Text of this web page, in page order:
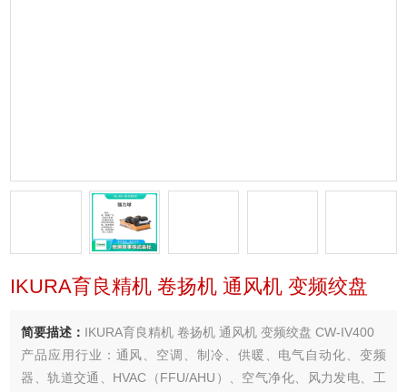
IKURA育良精机 卷扬机 通风机 变频绞盘
简要描述： IKURA育良精机 卷扬机 通风机 变频绞盘 CW-IV400
产品应用行业：通风、空调、制冷、供暖、电气自动化、变频
器、轨道交通、HVAC（FFU/AHU）、空气净化、风力发电、工